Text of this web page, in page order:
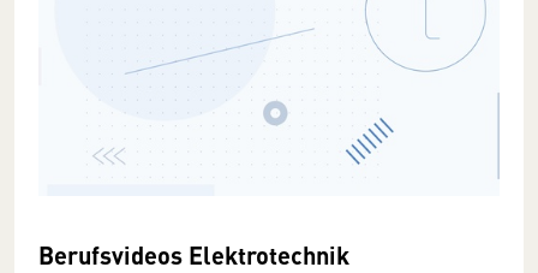
Berufsvideos Elektrotechnik